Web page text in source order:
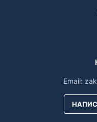
Email: